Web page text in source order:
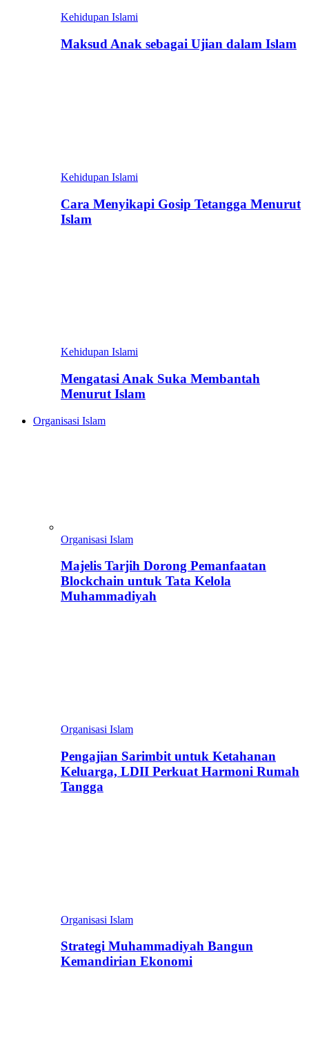
Kehidupan Islami
Maksud Anak sebagai Ujian dalam Islam
Kehidupan Islami
Cara Menyikapi Gosip Tetangga Menurut
Islam
Kehidupan Islami
Mengatasi Anak Suka Membantah
Menurut Islam
Organisasi Islam
Organisasi Islam
Majelis Tarjih Dorong Pemanfaatan
Blockchain untuk Tata Kelola
Muhammadiyah
Organisasi Islam
Pengajian Sarimbit untuk Ketahanan
Keluarga, LDII Perkuat Harmoni Rumah
Tangga
Organisasi Islam
Strategi Muhammadiyah Bangun
Kemandirian Ekonomi